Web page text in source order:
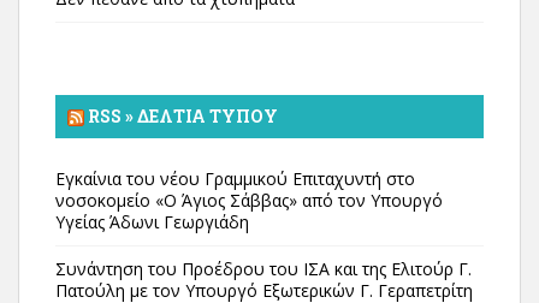
RSS » ΔΕΛΤΊΑ ΤΎΠΟΥ
Εγκαίνια του νέου Γραμμικού Επιταχυντή στο
νοσοκομείο «Ο Άγιος Σάββας» από τον Υπουργό
Υγείας Άδωνι Γεωργιάδη
Συνάντηση του Προέδρου του ΙΣΑ και της Ελιτούρ Γ.
Πατούλη με τον Υπουργό Εξωτερικών Γ. Γεραπετρίτη